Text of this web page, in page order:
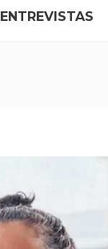
ENTREVISTAS